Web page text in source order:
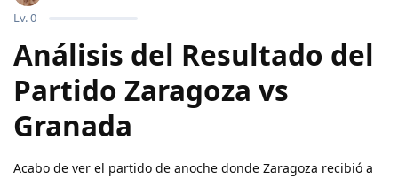
Lv.0
Análisis del Resultado del
Partido Zaragoza vs
Granada
Acabo de ver el partido de anoche donde Zaragoza recibió a